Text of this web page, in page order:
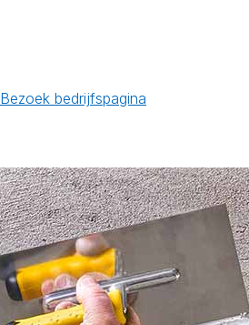
Bezoek bedrijfspagina